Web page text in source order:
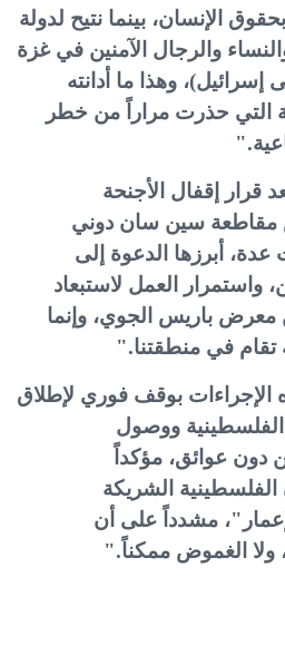
الإنسان، بينما نتيح لدولة
والرجال الآمنين في غزة
وهذا ما أدانته
التي حذرت مراراً من خطر
".
قرار إقفال الأجنحة
مقاطعة سين سان دوني
عدة، أبرزها الدعوة إلى
واستمرار العمل لاستبعاد
باريس الجوي، وإنما
تقام في منطقتنا".
بوقف فوري لإطلاق
الفلسطينية ووصول
دون عوائق، مؤكداً
الشريكة
مشدداً على أن
الغموض ممكناً".